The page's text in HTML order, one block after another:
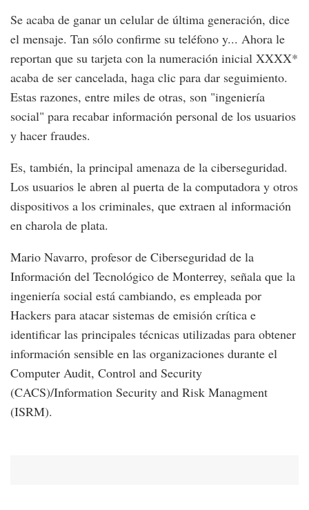
Se acaba de ganar un celular de última generación, dice
el mensaje. Tan sólo confirme su teléfono y... Ahora le
reportan que su tarjeta con la numeración inicial XXXX*
acaba de ser cancelada, haga clic para dar seguimiento.
Estas razones, entre miles de otras, son "ingeniería
social" para recabar información personal de los usuarios
y hacer fraudes.
Es, también, la principal amenaza de la ciberseguridad.
Los usuarios le abren al puerta de la computadora y otros
dispositivos a los criminales, que extraen al información
en charola de plata.
Mario Navarro, profesor de Ciberseguridad de la
Información del Tecnológico de Monterrey, señala que la
ingeniería social está cambiando, es empleada por
Hackers para atacar sistemas de emisión crítica e
identificar las principales técnicas utilizadas para obtener
información sensible en las organizaciones durante el
Computer Audit, Control and Security
(CACS)/Information Security and Risk Managment
(ISRM).